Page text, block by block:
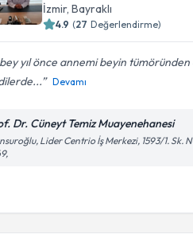
İzmir,Bayraklı
4.9 (27 Değerlendirme)
yıl önce annemi beyin
Devamı
Dr. Cüneyt Temiz Muayenehanesi
Lider Centrio İş Merkezi, 1593/1. Sk.